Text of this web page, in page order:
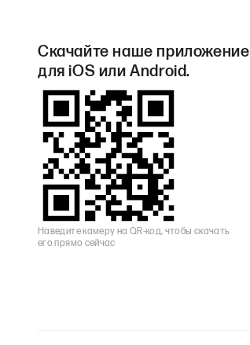
Скачайте наше приложение
для iOS или Android.
Наведите камеру на QR-код, чтобы скачать
его прямо сейчас